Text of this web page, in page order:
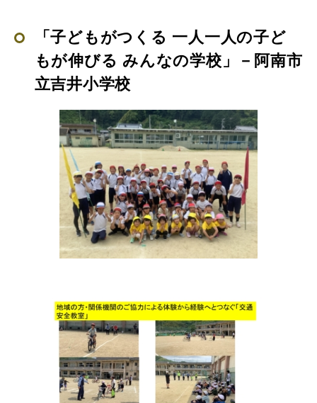
「子どもがつくる 一人一人の子ど
もが伸びる みんなの学校」－阿南市
立吉井小学校